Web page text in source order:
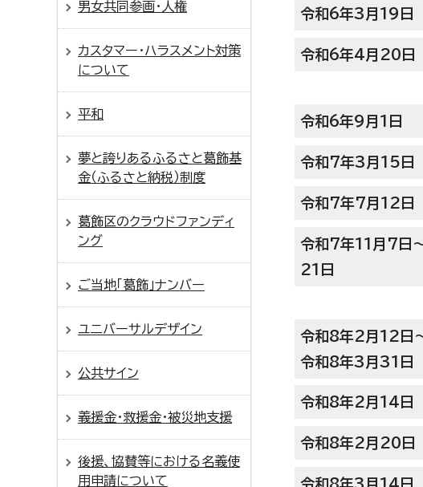
令和6年3月19日
令和6年4月20日
令和6年9月1日
令和7年3月15日
令和7年7月12日
令和7年11月7日
21日
令和8年2月12日
令和8年3月31日
令和8年2月14日
令和8年2月20日
令和8年3月14日
男女共同参画・人権
カスタマー・ハラスメント対策
について
平和
夢と誇りあるふるさと葛飾基
金（ふるさと納税）制度
葛飾区のクラウドファンディ
ング
ご当地「葛飾」ナンバー
ユニバーサルデザイン
公共サイン
義援金・救援金・被災地支援
後援、協賛等における名義使
用申請について